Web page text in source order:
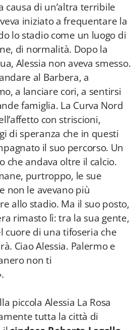
causa di un’altra terribile
iniziato a frequentare la
lo stadio come un luogo di
di normalità. Dopo la
Alessia non aveva smesso.
al Barbera, a
a lanciare cori, a sentirsi
famiglia. La Curva Nord
con striscioni,
di speranza che in questi
il suo percorso. Un
che andava oltre il calcio.
purtroppo, le sue
non le avevano più
allo stadio. Ma il suo posto,
rimasto lì: tra la sua gente,
cuore di una tifoseria che
Ciao Alessia. Palermo e
non ti
piccola Alessia La Rosa
tutta la città di